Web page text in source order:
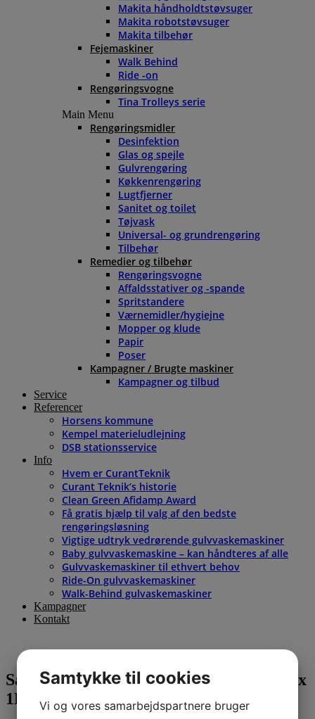
Makita håndholdtstøvsuger
Makita robotstøvsuger
Makita tilbehør
Fejemaskiner
Walk Behind
Ride -on
Rengøringsvogne
Tina Trolleys serie
Main Menu
Rengøringsmidler
Desinfektion
Glas og spejle
Gulvrengøring
Køkkenrengøring
Lugtfjerner
Sanitet og toilet
Tøjvask
Universal- og grundrengøring
Tilbehør
Remedier og tilbehør
Rengøringsvogne
Affaldsstativer og -spande
Spritstandere
Værnemidler/hygiejne
Mopper og klude
Papir
Poser
Kampagner / Brugte maskiner
Kampagner og tilbud
Service
Referencer
Horsens kommune
Kempel materieludlejning
DSB stationsservice
Info
Hvem er CurantTeknik
Curant Teknik’s historie
Clean Green Afidamp Award
Få gratis hjælp til valg af den bedste
rengøringsløsning
Vigtige udtryk vedrørende gulvvaskemaskiner
Baby gulvvaskemaskine – kan håndteres af alle
Gulvvaskemaskiner til ethvert behov
Ride-On gulvvaskemaskiner
Walk-Behind gulvaskemaskiner
Kampagner
Kontakt
Sanitetsrengøring – Kiehl Sanikal Eco 6 x
1L
Samtykke til cookies
Vi og vores samarbejdspartnere bruger